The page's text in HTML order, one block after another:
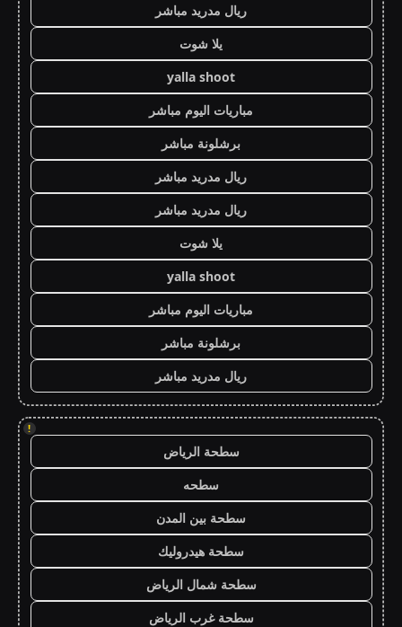
ريال مدريد مباشر
يلا شوت
yalla shoot
مباريات اليوم مباشر
برشلونة مباشر
ريال مدريد مباشر
ريال مدريد مباشر
يلا شوت
yalla shoot
مباريات اليوم مباشر
برشلونة مباشر
ريال مدريد مباشر
!
سطحة الرياض
سطحه
سطحة بين المدن
سطحة هيدروليك
سطحة شمال الرياض
سطحة غرب الرياض